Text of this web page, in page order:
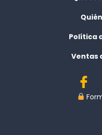
Política
Ventas